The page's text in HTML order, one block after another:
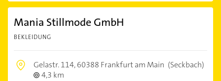
Mania Stillmode GmbH
BEKLEIDUNG
Gelastr. 114,60388 Frankfurt am Main (Seckbach)
4,3 km